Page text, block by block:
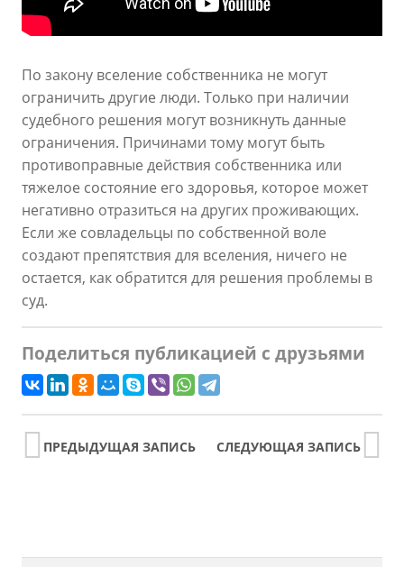
По закону вселение собственника не могут
ограничить другие люди. Только при наличии
судебного решения могут возникнуть данные
ограничения. Причинами тому могут быть
противоправные действия собственника или
тяжелое состояние его здоровья, которое может
негативно отразиться на других проживающих.
Если же совладельцы по собственной воле
создают препятствия для вселения, ничего не
остается, как обратится для решения проблемы в
суд.
Поделиться публикацией с друзьями
ПРЕДЫДУЩАЯ ЗАПИСЬ СЛЕДУЮЩАЯ ЗАПИСЬ